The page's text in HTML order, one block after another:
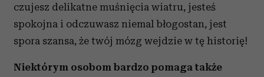
czujesz delikatne muśnięcia wiatru, jesteś
spokojna i odczuwasz niemal błogostan, jest
spora szansa, że twój mózg wejdzie w tę historię!
Niektórym osobom bardzo pomaga także